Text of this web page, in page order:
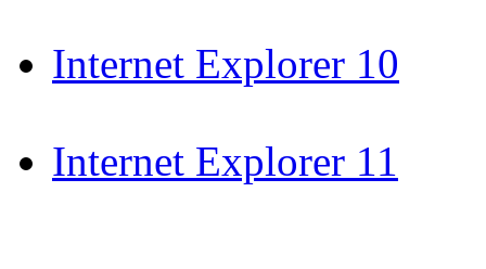
Internet Explorer 10
Internet Explorer 11